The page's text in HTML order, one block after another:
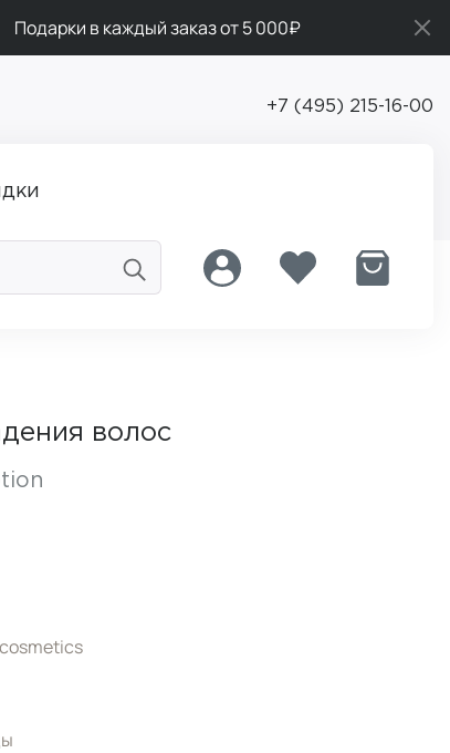
Подарки в каждый заказ от 5 000₽
+7 (495) 215-16-00
волос